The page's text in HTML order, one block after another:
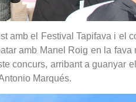
amb el Festival Tapifava i el
amb Manel Roig en la
concurs, arribant a guanyar
Marqués.